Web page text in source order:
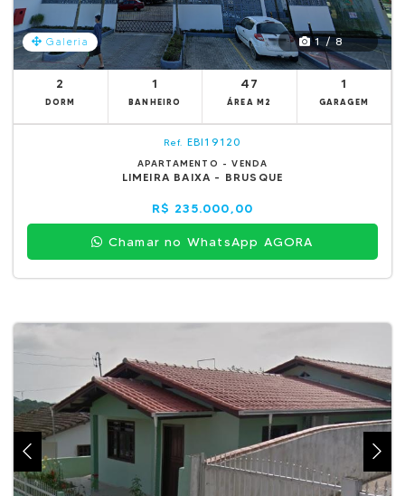
Galeria 1 / 8
2
DORM
1
BANHEIRO
47
ÁREA M2
1
GARAGEM
Ref. EBI19120
APARTAMENTO - VENDA
LIMEIRA BAIXA - BRUSQUE
R$ 235.000,00
Chamar no WhatsApp AGORA